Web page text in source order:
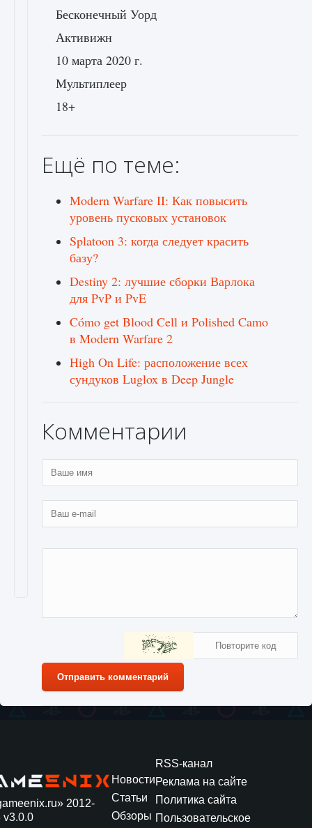
Бесконечный Уорд
Активижн
10 марта 2020 г.
Мультиплеер
18+
Ещё по теме:
Modern Warfare II: Как повысить
уровень пусковых установок
Splatoon 3: когда следует красить
базу?
Destiny 2: лучшие сборки Варлока
для PvP и PvE
Cómo get Blood Cell и Polished Camo
в Modern Warfare 2
High On Life: расположение всех
сундуков Luglox в Deep Jungle
Комментарии
Отправить комментарий
2012-
v3.0.0
Новости
Статьи
Обзоры
RSS-канал
Реклама на сайте
Политика сайта
Пользовательское